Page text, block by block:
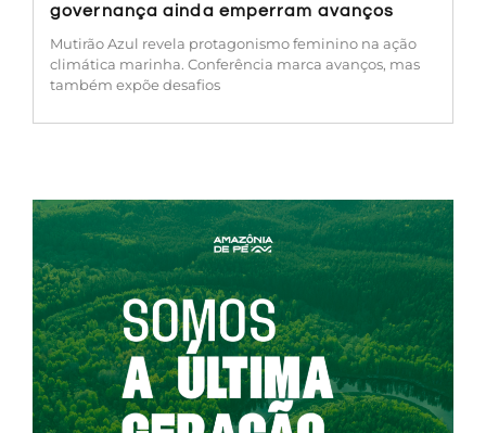
governança ainda emperram avanços
Mutirão Azul revela protagonismo feminino na ação
climática marinha. Conferência marca avanços, mas
também expõe desafios